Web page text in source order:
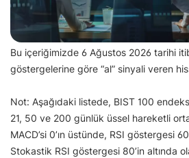
Bu içeriğimizde 6 Ağustos 2026 tarihi
göstergelerine göre “al” sinyali veren
Not: Aşağıdaki listede, BIST 100
21, 50 ve 200 günlük üssel hareketli
MACD’si 0’ın üstünde, RSI göstergesi
Stokastik RSI göstergesi 80’in altında